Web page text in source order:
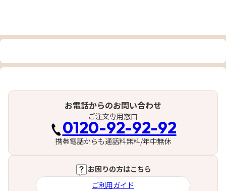
お電話からのお問い合わせ
ご注文専用窓口
0120-92-92-92
携帯電話からも通話料無料/年中無休
お困りの方はこちら
ご利用ガイド